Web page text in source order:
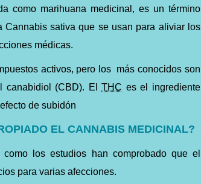
como marihuana medicinal, es un término
sativa que se usan para aliviar los
médicas.
activos, pero los más conocidos son
canabidiol (CBD). ElTHC es el ingrediente
de subidón
EL CANNABIS MEDICINAL?
los estudios han comprobado que el
para varias afecciones.